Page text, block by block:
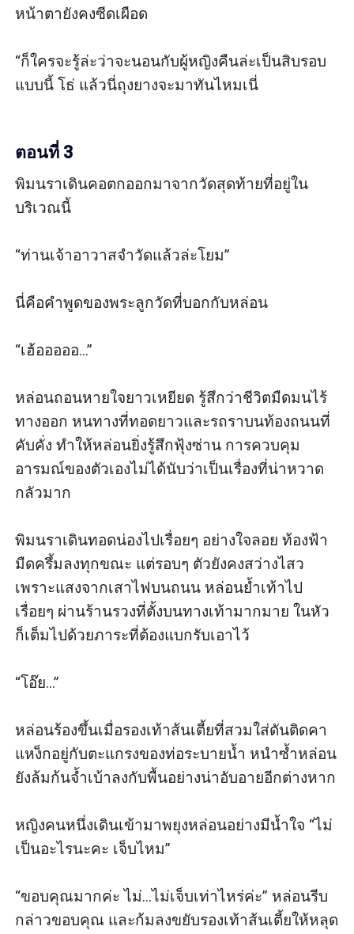
หน้าตายังคงซีดเผือด
“ก็ใครจะรู้ล่ะว่าจะนอนกับผู้หญิงคืนล่ะเป็นสิบรอบ
แบบนี้ โธ่ แล้วนี่ถุงยางจะมาทันไหมเนี่
ตอนที่ 3
พิมนราเดินคอตกออกมาจากวัดสุดท้ายที่อยู่ใน
บริเวณนี้
“ท่านเจ้าอาวาสจำวัดแล้วล่ะโยม”
นี่คือคำพูดของพระลูกวัดที่บอกกับหล่อน
“เฮ้อออออ...”
หล่อนถอนหายใจยาวเหยียด รู้สึกว่าชีวิตมืดมนไร้
ทางออก หนทางที่ทอดยาวและรถราบนท้องถนนที่
คับคั่ง ทำให้หล่อนยิ่งรู้สึกฟุ้งซ่าน การควบคุม
อารมณ์ของตัวเองไม่ได้นับว่าเป็นเรื่องที่น่าหวาด
กลัวมาก
พิมนราเดินทอดน่องไปเรื่อยๆ อย่างใจลอย ท้องฟ้า
มืดครึ้มลงทุกขณะ แต่รอบๆ ตัวยังคงสว่างไสว
เพราะแสงจากเสาไฟบนถนน หล่อนย้ำเท้าไป
เรื่อยๆ ผ่านร้านรวงที่ตั้งบนทางเท้ามากมาย ในหัว
ก็เต็มไปด้วยภาระที่ต้องแบกรับเอาไว้
“โอ๊ย...”
หล่อนร้องขึ้นเมื่อรองเท้าส้นเตี้ยที่สวมใส่ดันติดคา
แหง็กอยู่กับตะแกรงของท่อระบายน้ำ หนำซ้ำหล่อน
ยังล้มก้นจ้ำเบ้าลงกับพื้นอย่างน่าอับอายอีกต่างหาก
หญิงคนหนึ่งเดินเข้ามาพยุงหล่อนอย่างมีน้ำใจ “ไม่
เป็นอะไรนะคะ เจ็บไหม”
“ขอบคุณมากค่ะ ไม่...ไม่เจ็บเท่าไหร่ค่ะ” หล่อนรีบ
กล่าวขอบคุณ และก้มลงขยับรองเท้าส้นเตี้ยให้หลุด